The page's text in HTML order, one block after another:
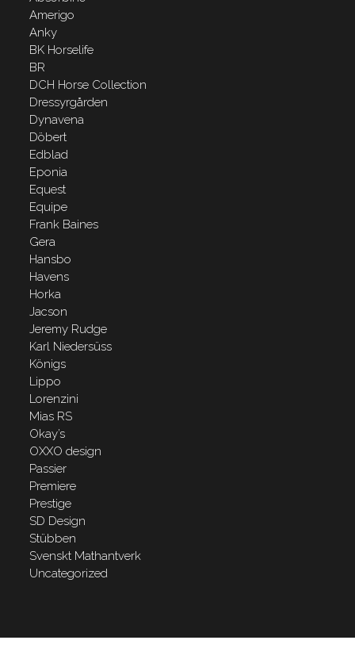
Amerigo
Anky
BK Horselife
BR
DCH Horse Collection
Dressyrgården
Dynavena
Döbert
Edblad
Eponia
Equest
Equipe
Frank Baines
Gera
Hansbo
Havens
Horka
Jacson
Jeremy Rudge
Karl Niedersüss
Königs
Lippo
Lorenzini
Mias RS
Okay’s
OXXO design
Passier
Premiere
Prestige
SD Design
Stübben
Svenskt Mathantverk
Uncategorized